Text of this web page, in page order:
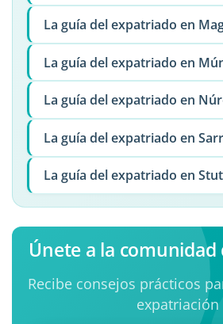
La guía del expatriado en
La guía del expatriado en
La guía del expatriado en
La guía del expatriado en
La guía del expatriado en
Únete a la comunidad
Recibe consejos prácticos
expatriación